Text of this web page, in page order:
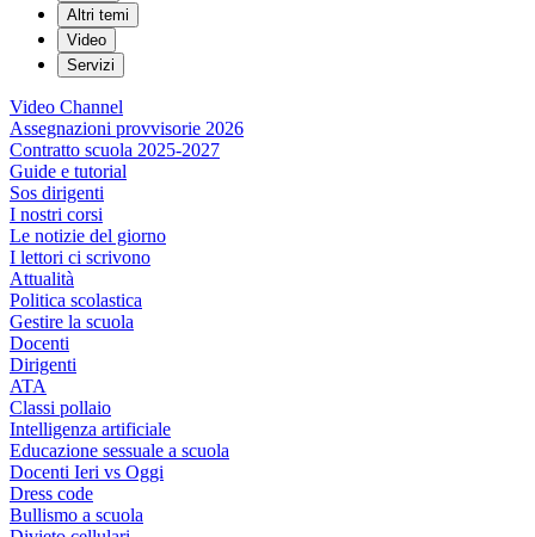
Altri temi
Video
Servizi
Video Channel
Assegnazioni provvisorie 2026
Contratto scuola 2025-2027
Guide e tutorial
Sos dirigenti
I nostri corsi
Le notizie del giorno
I lettori ci scrivono
Attualità
Politica scolastica
Gestire la scuola
Docenti
Dirigenti
ATA
Classi pollaio
Intelligenza artificiale
Educazione sessuale a scuola
Docenti Ieri vs Oggi
Dress code
Bullismo a scuola